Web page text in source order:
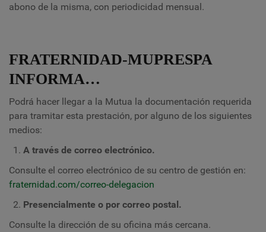
abono de la misma, con periodicidad mensual.
FRATERNIDAD-MUPRESPA
INFORMA…
Podrá hacer llegar a la Mutua la documentación requerida
para tramitar esta prestación, por alguno de los siguientes
medios:
A través de correo electrónico.
Consulte el correo electrónico de su centro de gestión en:
fraternidad.com/correo-delegacion
Presencialmente o por correo postal.
Consulte la dirección de su oficina más cercana.